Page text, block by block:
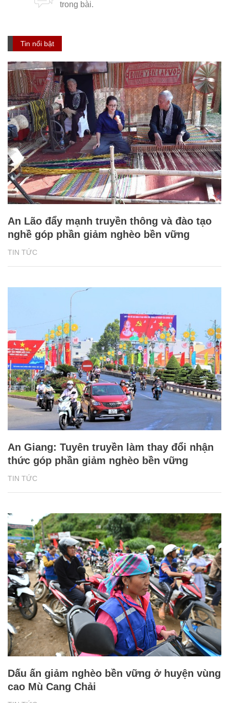
Tin nổi bật
TIN TỨC
An Lão đẩy mạnh truyền thông và đào tạo
nghề góp phần giảm nghèo bền vững
TIN TỨC
An Giang: Tuyên truyền làm thay đổi nhận
thức góp phần giảm nghèo bền vững
Dấu ấn giảm nghèo bền vững ở huyện vùng
cao Mù Cang Chải